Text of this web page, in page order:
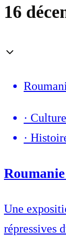
16
·
·
Une
répressives